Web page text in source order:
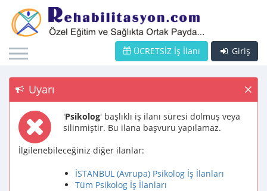
Giriş
ÜCRETSİZ İş İlanı
Uyarı
'Psikolog' başlıklı iş ilanı süresi dolmuş veya
silinmiştir. Bu ilana başvuru yapılamaz.
İlgilenebileceğiniz diğer ilanlar:
İSTANBUL (Avrupa) Psikolog İş İlanları
Tüm Psikolog İş İlanları